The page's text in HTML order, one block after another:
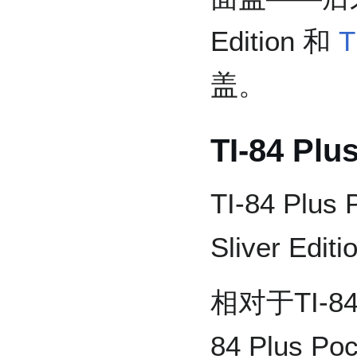
Edition 和
盖。
TI-84
TI-84 Plus
Sliver
相对于TI-
84 Plus